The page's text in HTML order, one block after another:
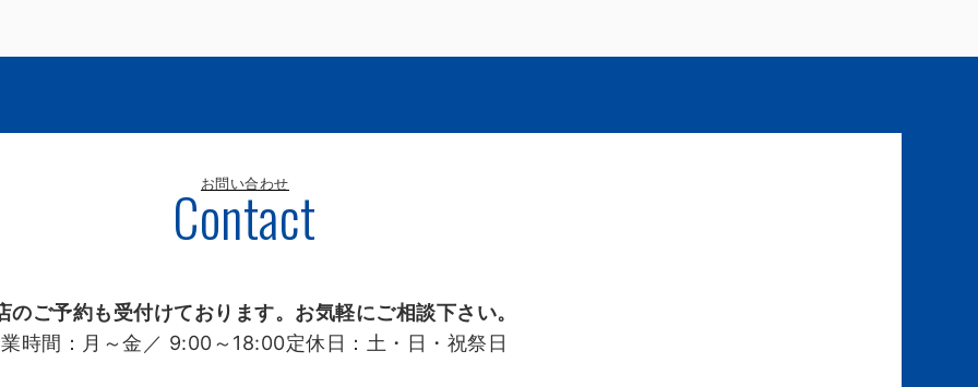
お問い合わせ
Contact
のご予約も受付けております。お気軽にご相談下さい。
時間： 月～金／ 9:00～18:00定休日： 土・日・祝祭日